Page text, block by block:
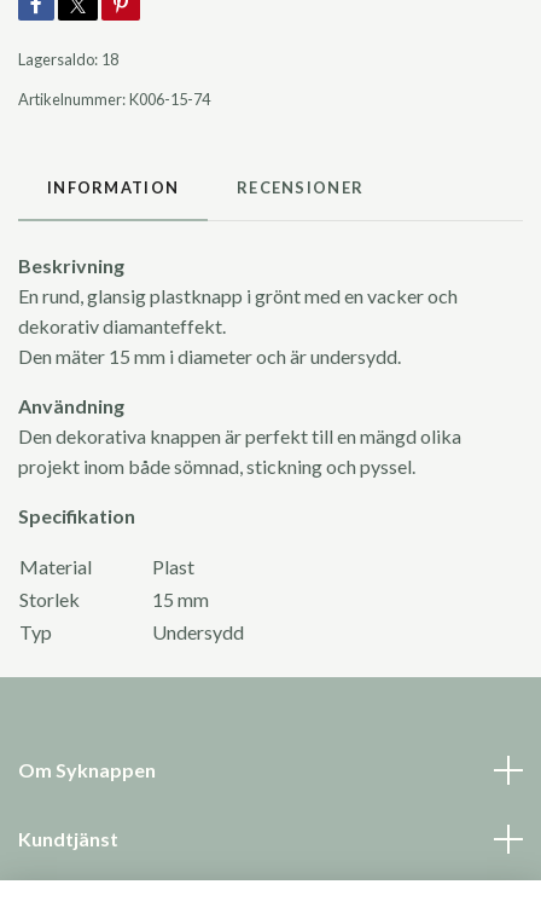
Lagersaldo: 18
Artikelnummer:K006-15-74
INFORMATION RECENSIONER
Beskrivning
En rund, glansig plastknapp i grönt med en vacker och
dekorativ diamanteffekt.
Den mäter 15 mm i diameter och är undersydd.
Användning
Den dekorativa knappen är perfekt till en mängd olika
projekt inom både sömnad, stickning och pyssel.
Specifikation
Material
Plast
Storlek
15 mm
Typ
Undersydd
Om Syknappen
Kundtjänst